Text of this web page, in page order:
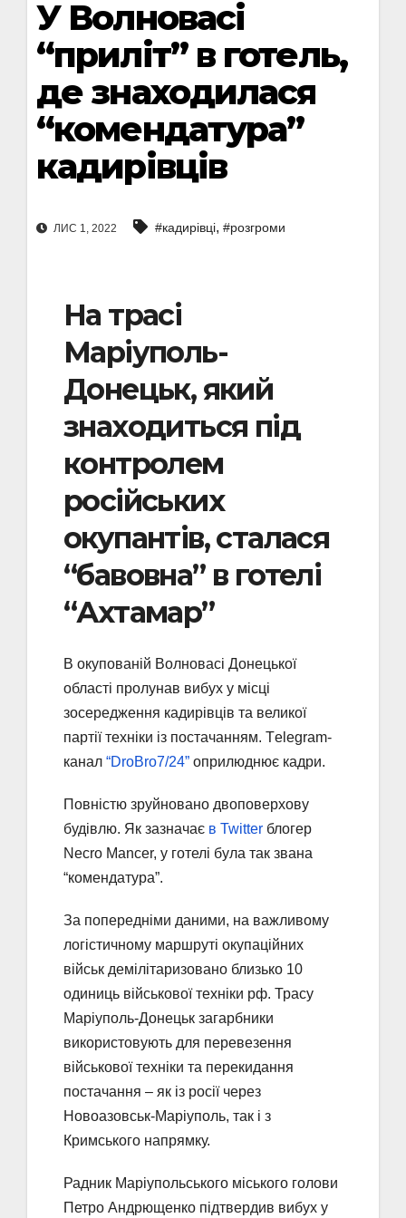
У Волновасі
“приліт” в готель,
де знаходилася
“комендатура”
кадирівців
ЛИС 1, 2022 #кадирівці, #розгроми
На трасі
Маріуполь-
Донецьк, який
знаходиться під
контролем
російських
окупантів, сталася
“бавовна” в готелі
“Ахтамар”
В окупованій Волновасі Донецької
області пролунав вибух у місці
зосередження кадирівців та великої
партії техніки із постачанням. Тelegram-
канал “DroBro7/24” оприлюднює кадри.
Повністю зруйновано двоповерхову
будівлю. Як зазначає в Twitter блогер
Necro Mancer, у готелі була так звана
“комендатура”.
За попередніми даними, на важливому
логістичному маршруті окупаційних
військ демілітаризовано близько 10
одиниць військової техніки рф. Трасу
Маріуполь-Донецьк загарбники
використовують для перевезення
військової техніки та перекидання
постачання – як із росії через
Новоазовськ-Маріуполь, так і з
Кримського напрямку.
Радник Маріупольського міського голови
Петро Андрющенко підтвердив вибух у